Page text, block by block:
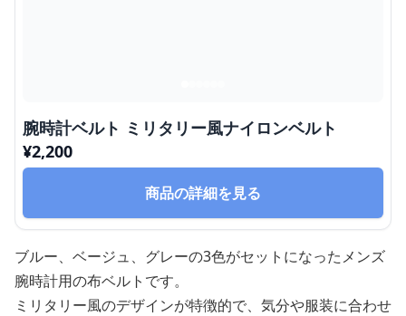
腕時計ベルト ミリタリー風ナイロンベルト
¥2,200
商品の詳細を見る
ブルー、ベージュ、グレーの3色がセットになったメンズ
腕時計用の布ベルトです。
ミリタリー風のデザインが特徴的で、気分や服装に合わせ